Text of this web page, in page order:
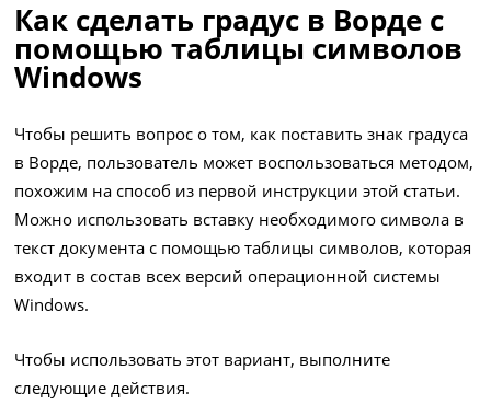
Как сделать градус в Ворде с
помощью таблицы символов
Windows
Чтобы решить вопрос о том, как поставить знак градуса
в Ворде, пользователь может воспользоваться методом,
похожим на способ из первой инструкции этой статьи.
Можно использовать вставку необходимого символа в
текст документа с помощью таблицы символов, которая
входит в состав всех версий операционной системы
Windows.
Чтобы использовать этот вариант, выполните
следующие действия.